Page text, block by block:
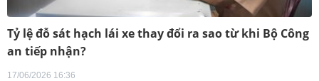
Tỷ lệ đỗ sát hạch lái xe thay đổi ra sao từ khi Bộ Công
an tiếp nhận?
17/06/2026 16:36